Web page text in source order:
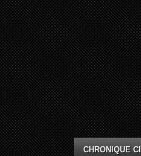
CHRONIQUE